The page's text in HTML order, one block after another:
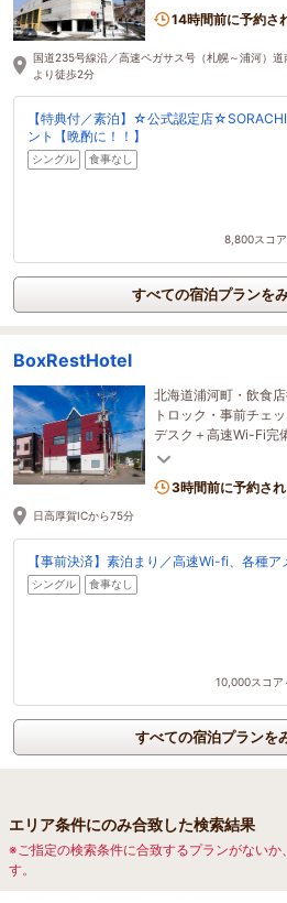
14時間前に予約さ
国道235号線沿／高速ペガサス号（札幌～浦河）道
より徒歩2分
【特典付／素泊】☆公式認定店
ント【晩酌に！！】
シングル 食事なし
8,800スコ
すべての宿泊プランを
BoxRestHotel
北海道浦河町・飲食
トロック・事前チェ
デスク＋高速Wi-Fi完
負わず過ごせる“ちょ
3時間前に予約さ
日高厚賀ICから75分
【事前決済】素泊まり／高速Wi-fi、各種ア
シングル 食事なし
10,000スコア
すべての宿泊プランを
エリア条件にのみ合致した検索結果
※ご指定の検索条件に合致するプランがないか
す。